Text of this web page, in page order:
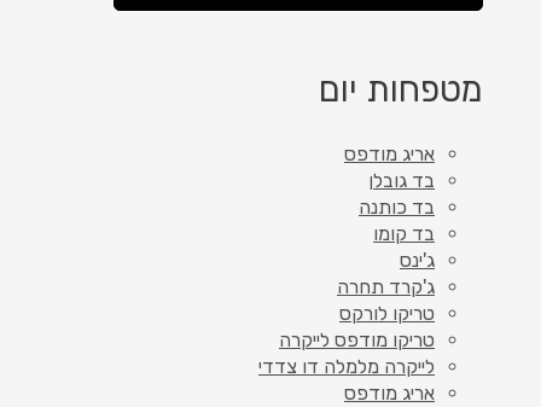
מטפחות יום
אריג מודפס
בד גובלן
בד כותנה
בד קומו
ג'ינס
ג'קרד תחרה
טריקו לורקס
טריקו מודפס לייקרה
לייקרה מלמלה דו צדדי
אריג מודפס